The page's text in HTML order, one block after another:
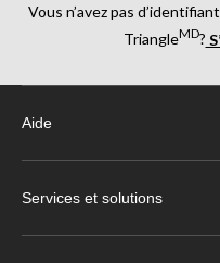
Vous n’avez pas
TriangleMD?
Aide
Services et solutions